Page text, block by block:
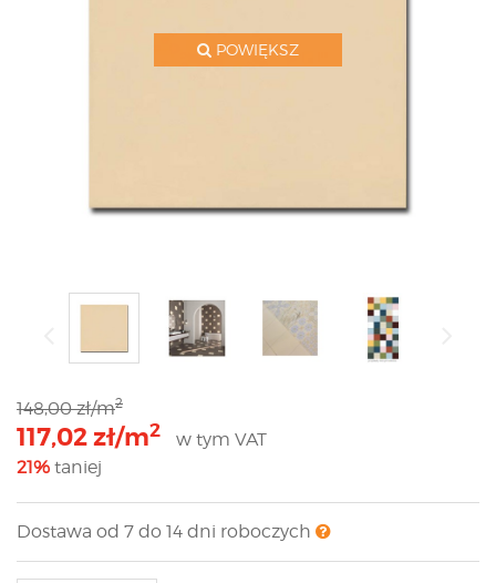
POWIĘKSZ
148,00 zł/m2
117,02 zł/m2
w tym VAT
21% taniej
Dostawa od 7 do 14 dni roboczych